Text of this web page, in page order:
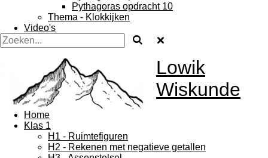
Pythagoras opdracht 10
Thema - Klokkijken
Video's
Lowik
Wiskunde
Home
Klas 1
H1 - Ruimtefiguren
H2 - Rekenen met negatieve getallen